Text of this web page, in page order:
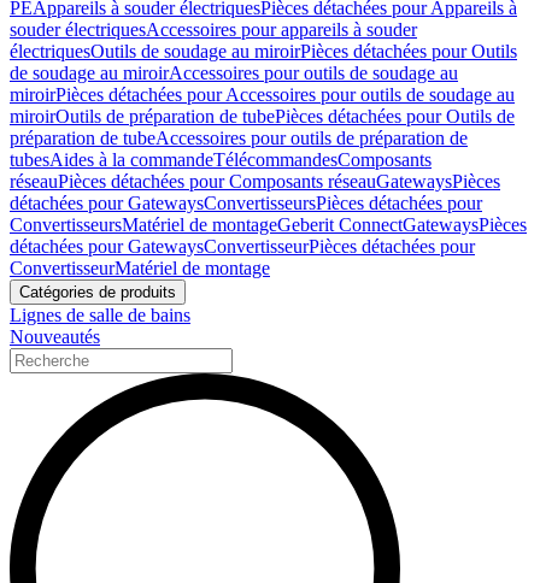
PEAppareils à souder électriquesPièces détachées pour Appareils à
souder électriquesAccessoires pour appareils à souder
électriquesOutils de soudage au miroirPièces détachées pour Outils
de soudage au miroirAccessoires pour outils de soudage au
miroirPièces détachées pour Accessoires pour outils de soudage au
miroirOutils de préparation de tubePièces détachées pour Outils de
préparation de tubeAccessoires pour outils de préparation de
tubesAides à la commandeTélécommandesComposants
réseauPièces détachées pour Composants réseauGatewaysPièces
détachées pour GatewaysConvertisseursPièces détachées pour
ConvertisseursMatériel de montageGeberit ConnectGatewaysPièces
détachées pour GatewaysConvertisseurPièces détachées pour
ConvertisseurMatériel de montage
Catégories de produits
Lignes de salle de bains
Nouveautés